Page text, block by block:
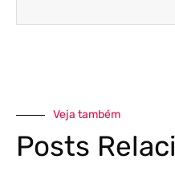
Veja também
Posts